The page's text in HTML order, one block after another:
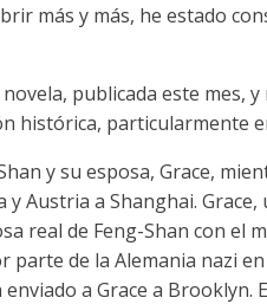
más y más, he estado
publicada este mes,
histórica, particularmente
y su esposa, Grace,
y Austria a Shanghai.
real de Feng-Shan con el
parte de la Alemania nazi
a Grace a